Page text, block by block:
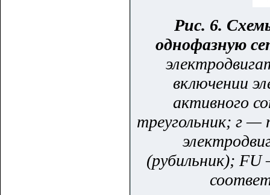
Рис. 6.
однофазную
включении
активного
треугольник; г —
(рубильник);